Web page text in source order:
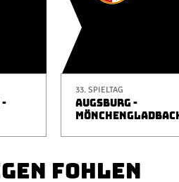
-
33. SPIELTAG
AUGSBURG -
FOHLEN